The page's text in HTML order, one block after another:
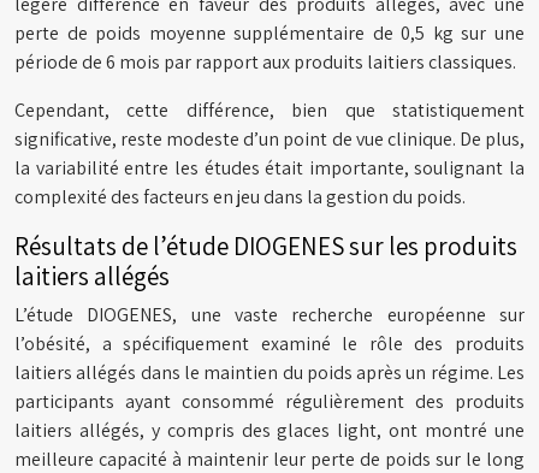
perte de poids moyenne supplémentaire de 0,5 kg sur une
période de 6 mois par rapport aux produits laitiers classiques.
Cependant, cette différence, bien que statistiquement
significative, reste modeste d’un point de vue clinique. De plus,
la variabilité entre les études était importante, soulignant la
complexité des facteurs en jeu dans la gestion du poids.
Résultats de l’étude DIOGENES sur les produits
laitiers allégés
L’étude DIOGENES, une vaste recherche européenne sur
l’obésité, a spécifiquement examiné le rôle des produits
laitiers allégés dans le maintien du poids après un régime. Les
participants ayant consommé régulièrement des produits
laitiers allégés, y compris des glaces light, ont montré une
meilleure capacité à maintenir leur perte de poids sur le long